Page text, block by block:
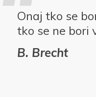
Onaj tko se
tko se ne bori
B. Brecht